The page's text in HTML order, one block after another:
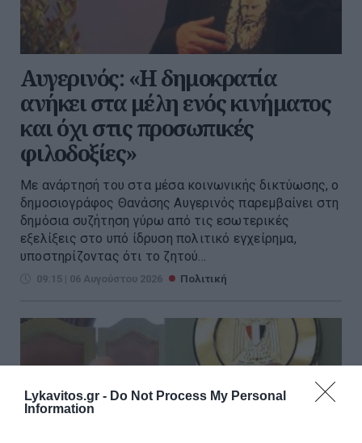
Lykavitos.gr - Do Not Process My Personal
Information
Αυγερινός: «Η δημοκρατία
ανήκει στα μέλη ενός κινήματος
και όχι στις προσωπικές
φιλοδοξίες»
Με ανάρτησή του στα μέσα κοινωνικής δικτύωσης, ο
δημοσιογράφος Θανάσης Αυγερινός παρεμβαίνει στη
δημόσια συζήτηση γύρω από τις εσωτερικές
εξελίξεις στο υπό ίδρυση πολιτικό εγχείρημα,
υποστηρίζοντας ότι το ζητού...
09:15 | 06 Αυγούστου 2026 Πολιτική